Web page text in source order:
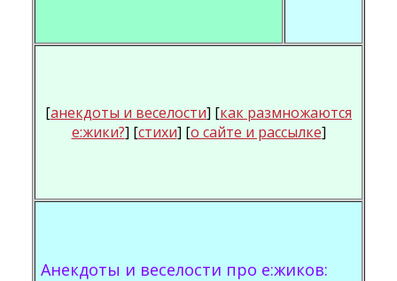
[анекдоты и веселости] [как размножаются
e:жики?] [стихи] [о сайте и рассылке]
Анекдоты и веселости про e:жиков: